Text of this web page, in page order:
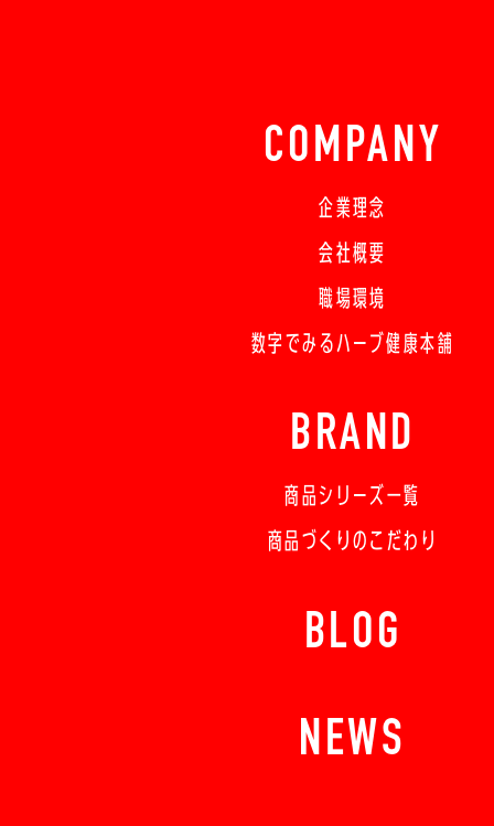
COMPANY
企業理念
会社概要
職場環境
数字でみるハーブ健康本舗
BRAND
商品シリーズ一覧
商品づくりのこだわり
BLOG
NEWS